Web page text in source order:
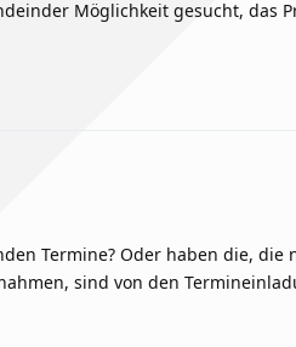
Möglichkeit gesucht, das
Termine? Oder haben die, die
sind von den